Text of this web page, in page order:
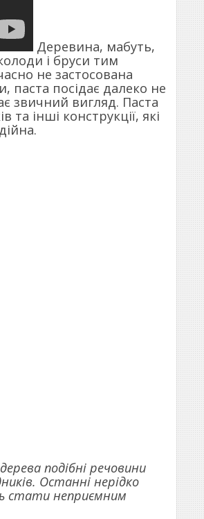
Деревина, мабуть,
і бруси тим
не застосована
паста посідає далеко не
звичний вигляд. Паста
інші конструкції, які
подібні речовини
Останні нерідко
стати неприємним